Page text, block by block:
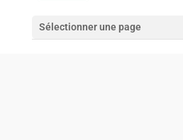
Sélectionner une page